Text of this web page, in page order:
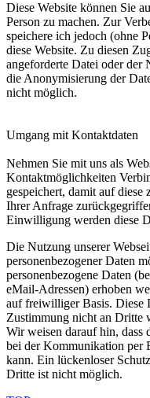
Diese Website können Sie
Person zu machen. Zur
speichere ich jedoch (ohne
diese Website. Zu diesen
angeforderte Datei oder der
die Anonymisierung der
nicht möglich.
Umgang mit Kontaktdaten
Nehmen Sie mit uns als
Kontaktmöglichkeiten
gespeichert, damit auf
Ihrer Anfrage
Einwilligung werden diese
Die Nutzung unserer
personenbezogener Daten
personenbezogene Daten
eMail-Adressen) erhoben
auf freiwilliger Basis. Diese
Zustimmung nicht an Dritte
Wir weisen darauf hin, dass
bei der Kommunikation per
kann. Ein lückenloser
Dritte ist nicht möglich.